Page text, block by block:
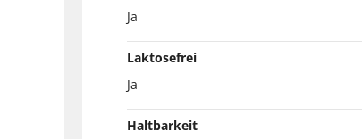
Ja
Laktosefrei
Ja
Haltbarkeit